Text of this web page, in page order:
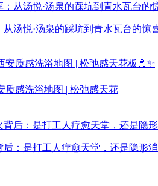
汤悦·汤泉的踩坑到青水瓦台的惊
感洗浴地图 | 松弛感天花
后：是打工人疗愈天堂，还是隐形